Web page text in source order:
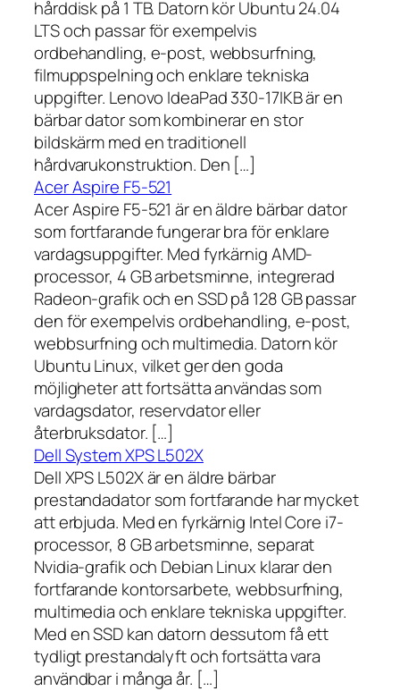
hårddisk på 1 TB. Datorn kör Ubuntu 24.04
LTS och passar för exempelvis
ordbehandling, e-post, webbsurfning,
filmuppspelning och enklare tekniska
uppgifter. Lenovo IdeaPad 330-17IKB är en
bärbar dator som kombinerar en stor
bildskärm med en traditionell
hårdvarukonstruktion. Den […]
Acer Aspire F5-521
Acer Aspire F5-521 är en äldre bärbar dator
som fortfarande fungerar bra för enklare
vardagsuppgifter. Med fyrkärnig AMD-
processor, 4 GB arbetsminne, integrerad
Radeon-grafik och en SSD på 128 GB passar
den för exempelvis ordbehandling, e-post,
webbsurfning och multimedia. Datorn kör
Ubuntu Linux, vilket ger den goda
möjligheter att fortsätta användas som
vardagsdator, reservdator eller
återbruksdator. […]
Dell System XPS L502X
Dell XPS L502X är en äldre bärbar
prestandadator som fortfarande har mycket
att erbjuda. Med en fyrkärnig Intel Core i7-
processor, 8 GB arbetsminne, separat
Nvidia-grafik och Debian Linux klarar den
fortfarande kontorsarbete, webbsurfning,
multimedia och enklare tekniska uppgifter.
Med en SSD kan datorn dessutom få ett
tydligt prestandalyft och fortsätta vara
användbar i många år. […]